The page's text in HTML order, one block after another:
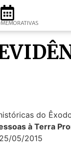
do
à Terra
05/2015